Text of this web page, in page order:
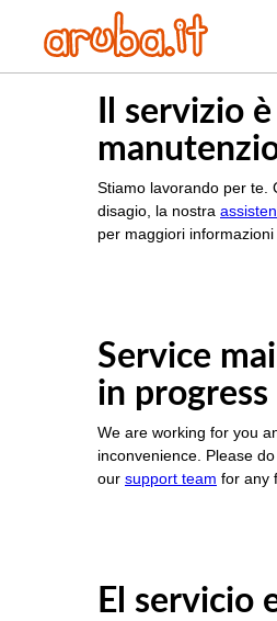
Il servizio
Stiamo lavorando per te.
disagio, la nostra
per maggiori informazioni
Service
in progress
We are working for you
inconvenience. Please
our support team for any
El servicio